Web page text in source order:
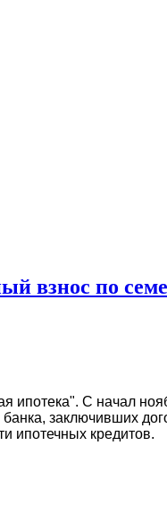
взнос по
ипотека". С начал
заключивших
ипотечных кредитов.